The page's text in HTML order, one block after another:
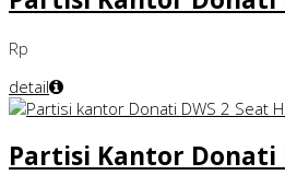
Rp
detail
Partisi Kantor Donati